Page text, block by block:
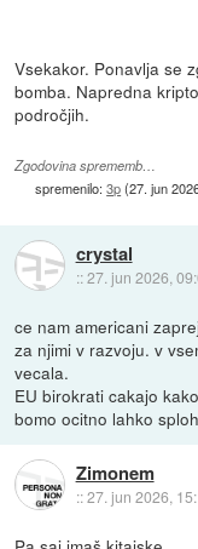
Vsekakor. Ponavlja se
bomba. Napredna
področjih.
Zgodovina sprememb…
spremenilo:3p(27. jun
crystal
::27. jun 2026,
ce nam americani
za njimi v razvoju. v
vecala.
EU birokrati cakajo
bomo ocitno lahko
Zimonem
::27. jun 2026,